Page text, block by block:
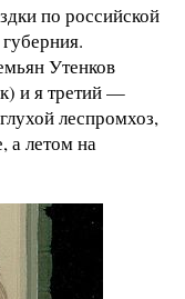
по российской
Утенков
и я третий —
леспромхоз,
а летом на